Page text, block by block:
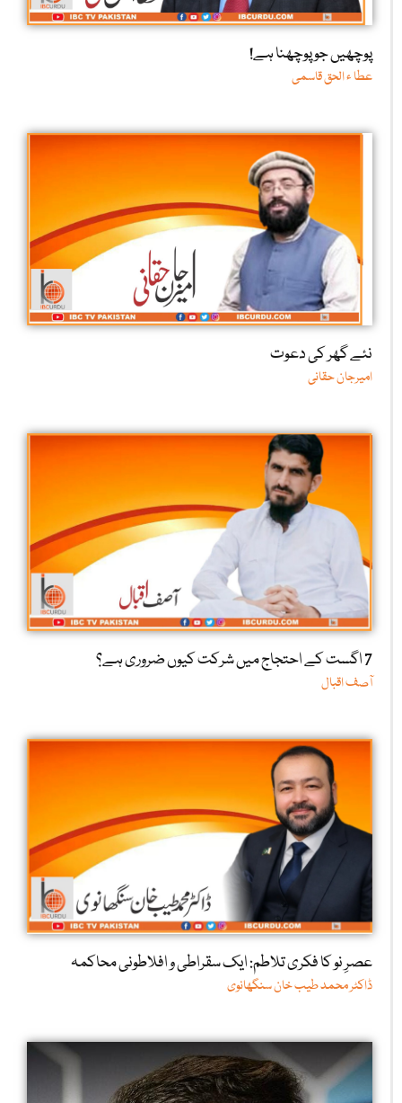
پوچھیں جو پوچھنا ہے!
عطا ء الحق قاسمی
نئے گھر کی دعوت
امیرجان حقانی
7 اگست کے احتجاج میں شرکت کیوں ضروری ہے؟
آصف اقبال
عصرِ نو کا فکری تلاطم: ایک سقراطی و افلاطونی محاکمہ
ڈاکٹر محمد طیب خان سنگھانوی